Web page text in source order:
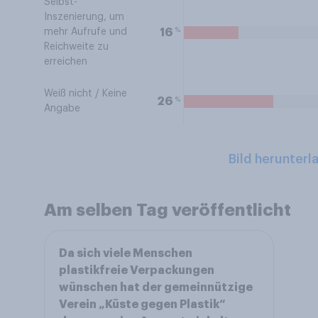
Selbst-
Inszenierung, um
mehr Aufrufe und
Reichweite zu
erreichen
16 %
Weiß nicht / Keine
Angabe
26 %
Bild
Am selben Tag veröffentlicht
Da sich viele Menschen
plastikfreie Verpackungen
wünschen hat der gemeinnützige
Verein „Küste gegen Plastik“